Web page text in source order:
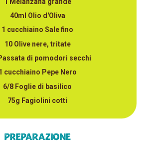
40ml Olio d'Oliva
1 cucchiaino Sale fino
10 Olive nere, tritate
di pomodori secchi
cucchiaino Pepe Nero
6/8 Foglie di basilico
75g Fagiolini cotti
Preparazione